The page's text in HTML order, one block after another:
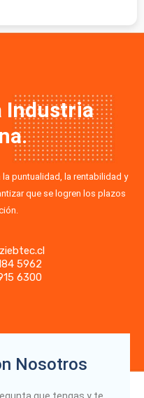
Industria
puntualidad, la rentabilidad y
que se logren los plazos
5962
6300
Nosotros